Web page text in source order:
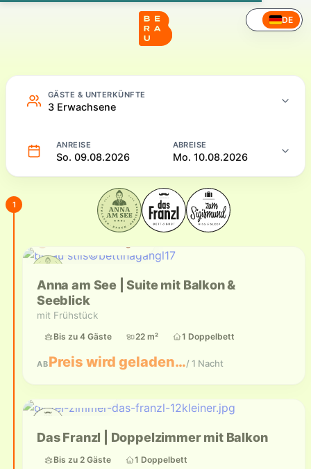
DE
GÄSTE & UNTERKÜNFTE
3 Erwachsene
ANREISE
So. 09.08.2026
ABREISE
Mo. 10.08.2026
1
Verfügbare Unterkünfte
Anna am See | Suite mit Balkon &
Seeblick
mit Frühstück
Bis zu 4 Gäste 22 m² 1 Doppelbett
ABPreis wird geladen…/ 1 Nacht
Das Franzl | Doppelzimmer mit Balkon
Bis zu 2 Gäste 1 Doppelbett